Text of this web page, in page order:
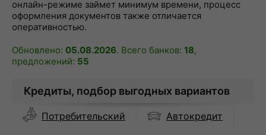
онлайн-режиме займет минимум времени, процесс
оформления документов также отличается
оперативностью.
Обновлено: 05.08.2026. Всего банков: 18,
предложений: 55
Кредиты, подбор выгодных вариантов
Потребительский Автокредит